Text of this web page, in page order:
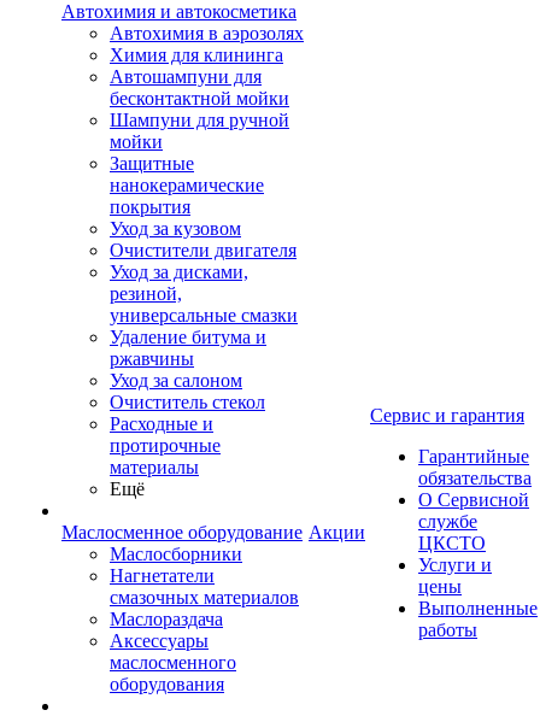
Автохимия и автокосметика
Автохимия в аэрозолях
Химия для клининга
Автошампуни для
бесконтактной мойки
Шампуни для ручной
мойки
Защитные
нанокерамические
покрытия
Уход за кузовом
Очистители двигателя
Уход за дисками,
резиной,
универсальные смазки
Удаление битума и
ржавчины
Уход за салоном
Очиститель стекол
Расходные и
протирочные
материалы
Ещё
Маслосменное оборудование
Маслосборники
Нагнетатели
смазочных материалов
Маслораздача
Аксессуары
маслосменного
оборудования
Акции
Сервис и гарантия
Гарантийные
обязательства
О Сервисной
службе
ЦКСТО
Услуги и
цены
Выполненные
работы